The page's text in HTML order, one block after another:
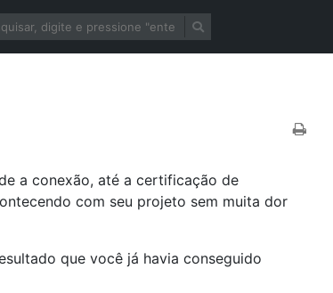
a conexão, até a certificação de
com seu projeto sem muita dor
que você já havia conseguido